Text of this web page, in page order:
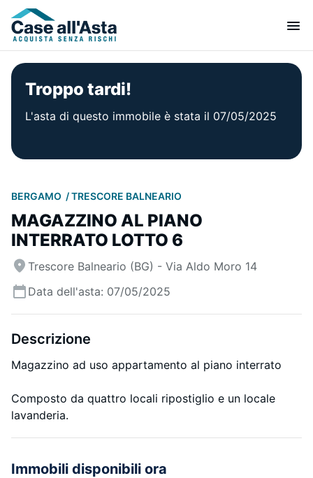
Troppo tardi!
L'asta di questo immobile è stata il 07/05/2025
BERGAMO TRESCORE BALNEARIO
MAGAZZINO AL PIANO
INTERRATO LOTTO 6
Trescore Balneario (BG) - Via Aldo Moro 14
Data dell'asta: 07/05/2025
Descrizione
Magazzino ad uso appartamento al piano interrato
Composto da quattro locali ripostiglio e un locale
lavanderia.
Immobili disponibili ora